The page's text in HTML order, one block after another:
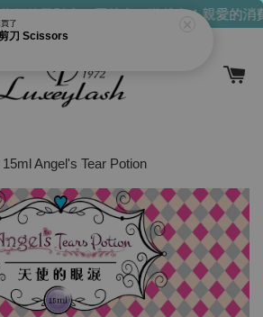
的發財金！買越多，送越多！親愛的消費
Angel's Tear Potion
了
刀 Scissors